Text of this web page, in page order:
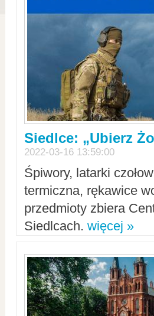
Siedlce: „Ubierz
2022-03-16 13:59:00
Śpiwory, latarki
termiczna, rękawice
przedmioty zbiera
Siedlcach. więcej »